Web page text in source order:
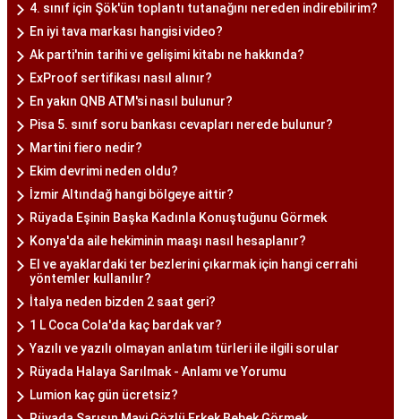
4. sınıf için Şök'ün toplantı tutanağını nereden indirebilirim?
En iyi tava markası hangisi video?
Ak parti'nin tarihi ve gelişimi kitabı ne hakkında?
ExProof sertifikası nasıl alınır?
En yakın QNB ATM'si nasıl bulunur?
Pisa 5. sınıf soru bankası cevapları nerede bulunur?
Martini fiero nedir?
Ekim devrimi neden oldu?
İzmir Altındağ hangi bölgeye aittir?
Rüyada Eşinin Başka Kadınla Konuştuğunu Görmek
Konya'da aile hekiminin maaşı nasıl hesaplanır?
El ve ayaklardaki ter bezlerini çıkarmak için hangi cerrahi
yöntemler kullanılır?
İtalya neden bizden 2 saat geri?
1 L Coca Cola'da kaç bardak var?
Yazılı ve yazılı olmayan anlatım türleri ile ilgili sorular
Rüyada Halaya Sarılmak - Anlamı ve Yorumu
Lumion kaç gün ücretsiz?